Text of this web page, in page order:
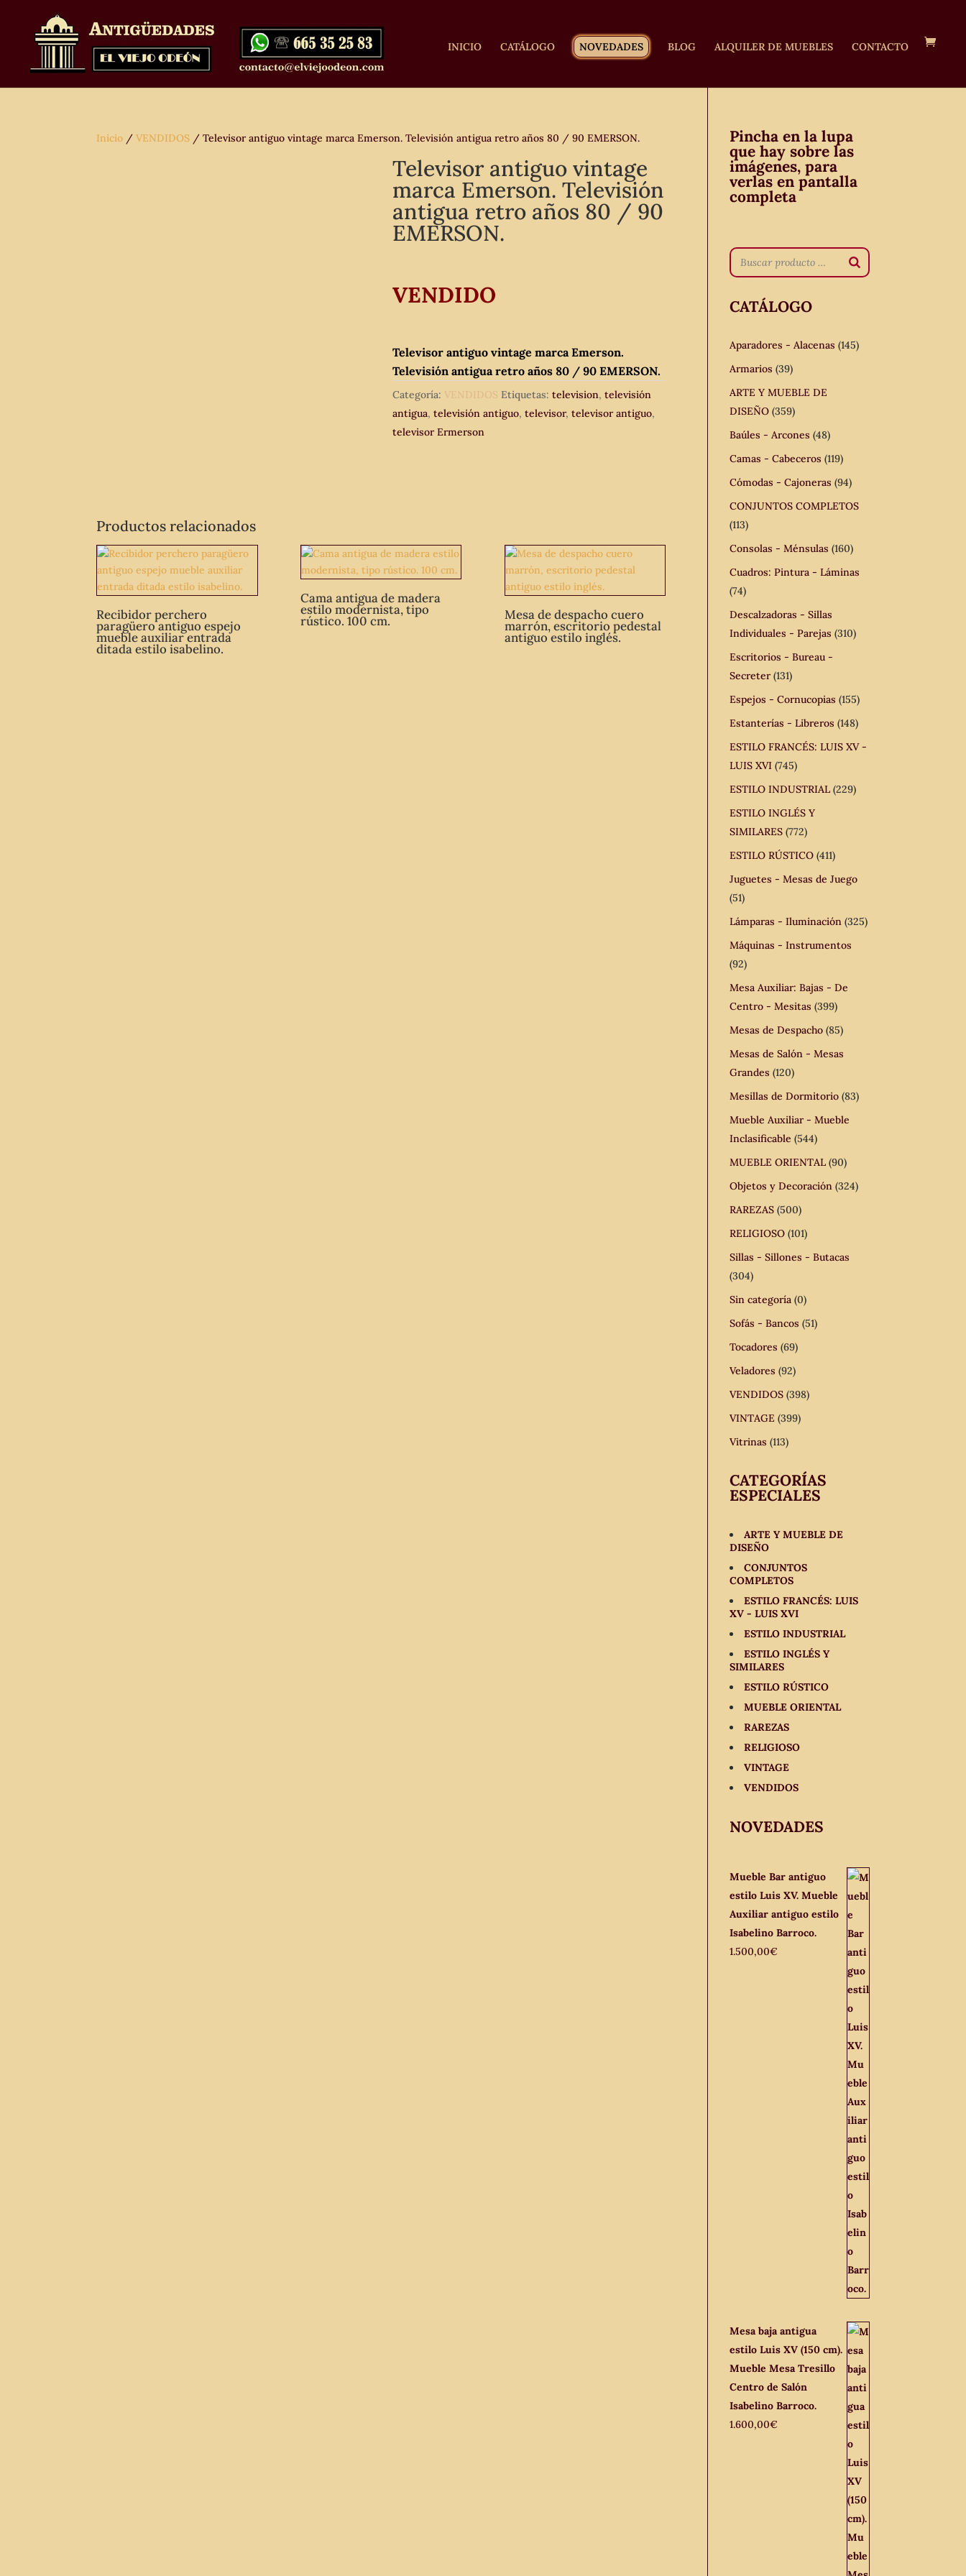
INICIO CATÁLOGO NOVEDADES BLOG ALQUILER DE MUEBLES CONTACTO
Inicio /VENDIDOS / Televisor antiguo vintage marca Emerson. Televisión antigua retro años 80 / 90 EMERSON.
Televisor antiguo vintage
marca Emerson. Televisión
antigua retro años 80 / 90
EMERSON.
VENDIDO
Televisor antiguo vintage marca Emerson.
Televisión antigua retro años 80 / 90 EMERSON.
Categoría: VENDIDOS Etiquetas:television,televisión
antigua,televisión antiguo,televisor,televisor antiguo,
televisor Ermerson
Productos relacionados
Recibidor perchero
paragüero antiguo espejo
mueble auxiliar entrada
ditada estilo isabelino.
Cama antigua de madera
estilo modernista, tipo
rústico. 100 cm. Mesa de despacho cuero
marrón, escritorio pedestal
antiguo estilo inglés.
Pincha en la lupa
que hay sobre las
imágenes, para
verlas en pantalla
completa
CATÁLOGO
Aparadores - Alacenas (145)
Armarios (39)
ARTE Y MUEBLE DE
DISEÑO (359)
Baúles - Arcones (48)
Camas - Cabeceros (119)
Cómodas - Cajoneras (94)
CONJUNTOS COMPLETOS
(113)
Consolas - Ménsulas (160)
Cuadros: Pintura - Láminas
(74)
Descalzadoras - Sillas
Individuales - Parejas (310)
Escritorios - Bureau -
Secreter (131)
Espejos - Cornucopias (155)
Estanterías - Libreros (148)
ESTILO FRANCÉS: LUIS XV -
LUIS XVI (745)
ESTILO INDUSTRIAL (229)
ESTILO INGLÉS Y
SIMILARES (772)
ESTILO RÚSTICO (411)
Juguetes - Mesas de Juego
(51)
Lámparas - Iluminación (325)
Máquinas - Instrumentos
(92)
Mesa Auxiliar: Bajas - De
Centro - Mesitas (399)
Mesas de Despacho (85)
Mesas de Salón - Mesas
Grandes (120)
Mesillas de Dormitorio (83)
Mueble Auxiliar - Mueble
Inclasificable (544)
MUEBLE ORIENTAL (90)
Objetos y Decoración (324)
RAREZAS (500)
RELIGIOSO (101)
Sillas - Sillones - Butacas
(304)
Sin categoría (0)
Sofás - Bancos (51)
Tocadores (69)
Veladores (92)
VENDIDOS (398)
VINTAGE (399)
Vitrinas (113)
CATEGORÍAS
ESPECIALES
ARTE Y MUEBLE DE
DISEÑO
CONJUNTOS
COMPLETOS
ESTILO FRANCÉS: LUIS
XV - LUIS XVI
ESTILO INDUSTRIAL
ESTILO INGLÉS Y
SIMILARES
ESTILO RÚSTICO
MUEBLE ORIENTAL
RAREZAS
RELIGIOSO
VINTAGE
VENDIDOS
NOVEDADES
Mueble Bar antiguo
estilo Luis XV. Mueble
Auxiliar antiguo estilo
Isabelino Barroco.
1.500,00€
Mesa baja antigua
estilo Luis XV (150 cm).
Mueble Mesa Tresillo
Centro de Salón
Isabelino Barroco.
1.600,00€